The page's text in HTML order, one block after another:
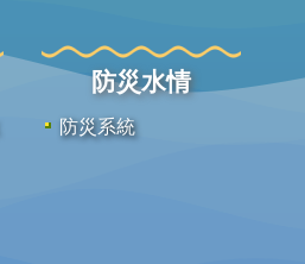
防災水情
防災系統